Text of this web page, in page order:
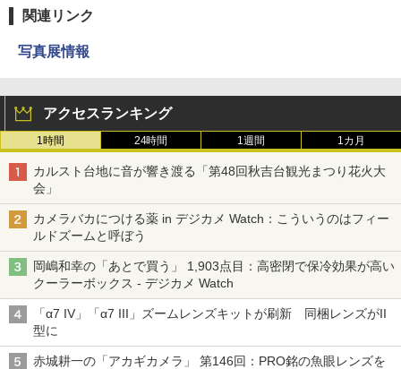
関連リンク
写真展情報
アクセスランキング
1時間 24時間 1週間 1カ月
カルスト台地に音が響き渡る「第48回秋吉台観光まつり花火大
会」
カメラバカにつける薬 in デジカメ Watch：こういうのはフィー
ルドズームと呼ぼう
岡嶋和幸の「あとで買う」 1,903点目：高密閉で保冷効果が高い
クーラーボックス - デジカメ Watch
「α7 IV」「α7 III」ズームレンズキットが刷新 同梱レンズがII
型に
赤城耕一の「アカギカメラ」 第146回：PRO銘の魚眼レンズを